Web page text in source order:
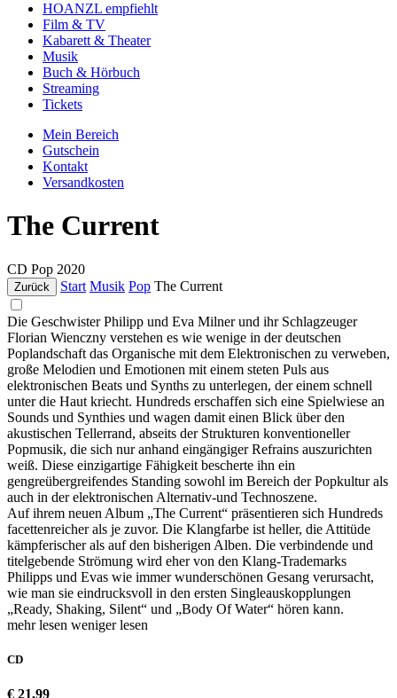
HOANZL empfiehlt
Film & TV
Kabarett & Theater
Musik
Buch & Hörbuch
Streaming
Tickets
Mein Bereich
Gutschein
Kontakt
Versandkosten
The Current
CD Pop 2020
Zurück Start Musik Pop The Current
Die Geschwister Philipp und Eva Milner und ihr Schlagzeuger
Florian Wienczny verstehen es wie wenige in der deutschen
Poplandschaft das Organische mit dem Elektronischen zu verweben,
große Melodien und Emotionen mit einem steten Puls aus
elektronischen Beats und Synths zu unterlegen, der einem schnell
unter die Haut kriecht. Hundreds erschaffen sich eine Spielwiese an
Sounds und Synthies und wagen damit einen Blick über den
akustischen Tellerrand, abseits der Strukturen konventioneller
Popmusik, die sich nur anhand eingängiger Refrains auszurichten
weiß. Diese einzigartige Fähigkeit bescherte ihn ein
gengreübergreifendes Standing sowohl im Bereich der Popkultur als
auch in der elektronischen Alternativ-und Technoszene.
Auf ihrem neuen Album „The Current“ präsentieren sich Hundreds
facettenreicher als je zuvor. Die Klangfarbe ist heller, die Attitüde
kämpferischer als auf den bisherigen Alben. Die verbindende und
titelgebende Strömung wird eher von den Klang-Trademarks
Philipps und Evas wie immer wunderschönen Gesang verursacht,
wie man sie eindrucksvoll in den ersten Singleauskopplungen
„Ready, Shaking, Silent“ und „Body Of Water“ hören kann.
mehr lesen weniger lesen
CD
€ 21,99